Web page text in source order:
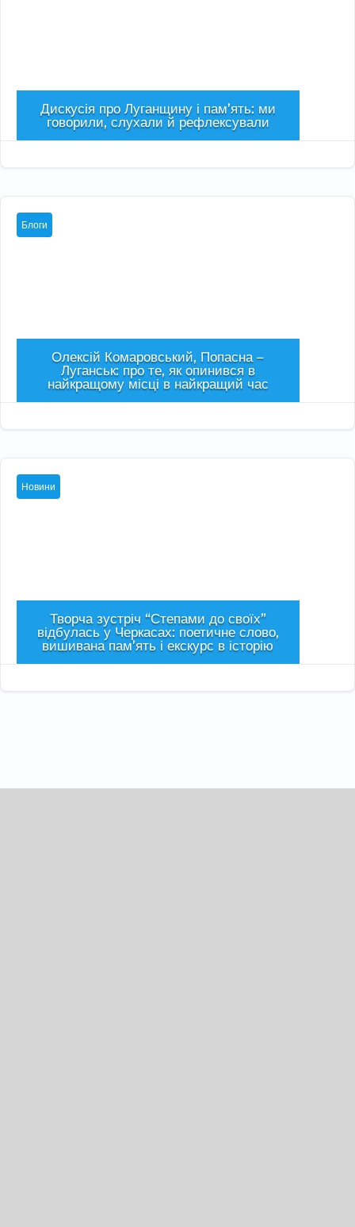
Дискусія про Луганщину і пам’ять: ми
говорили, слухали й рефлексували
Блоги
Олексій Комаровський, Попасна –
Луганськ: про те, як опинився в
найкращому місці в найкращий час
Новини
Творча зустріч “Степами до своїх”
відбулась у Черкасах: поетичне слово,
вишивана пам’ять і екскурс в історію